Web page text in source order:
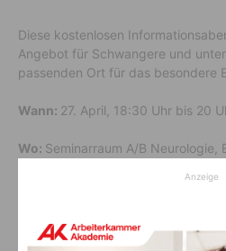
Diese kostenlosen
Angebot für Schwangere und
passenden Ort für das besondere
Wann: 27. April, 18:30 Uhr bis 20
Wo: Seminarraum A/B Neurologie,
Bitte beachten Sie die FFP2-
finden Sie auf der Homepage der
und Geburtshilfe:
Anzeige